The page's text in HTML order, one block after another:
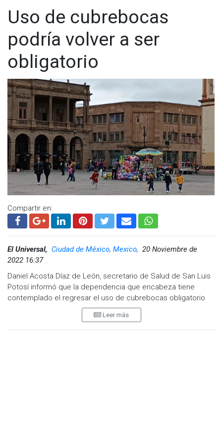
Uso de cubrebocas
podría volver a ser
obligatorio
Compartir en:
El Universal, Ciudad de México, Mexico, 20 Noviembre de
2022 16:37
Daniel Acosta Díaz de León, secretario de Salud de San Luis
Potosí informó que la dependencia que encabeza tiene
contemplado el regresar el uso de cubrebocas obligatorio
en ciertos espacios, derivado del inicio de la temporada
Leer más